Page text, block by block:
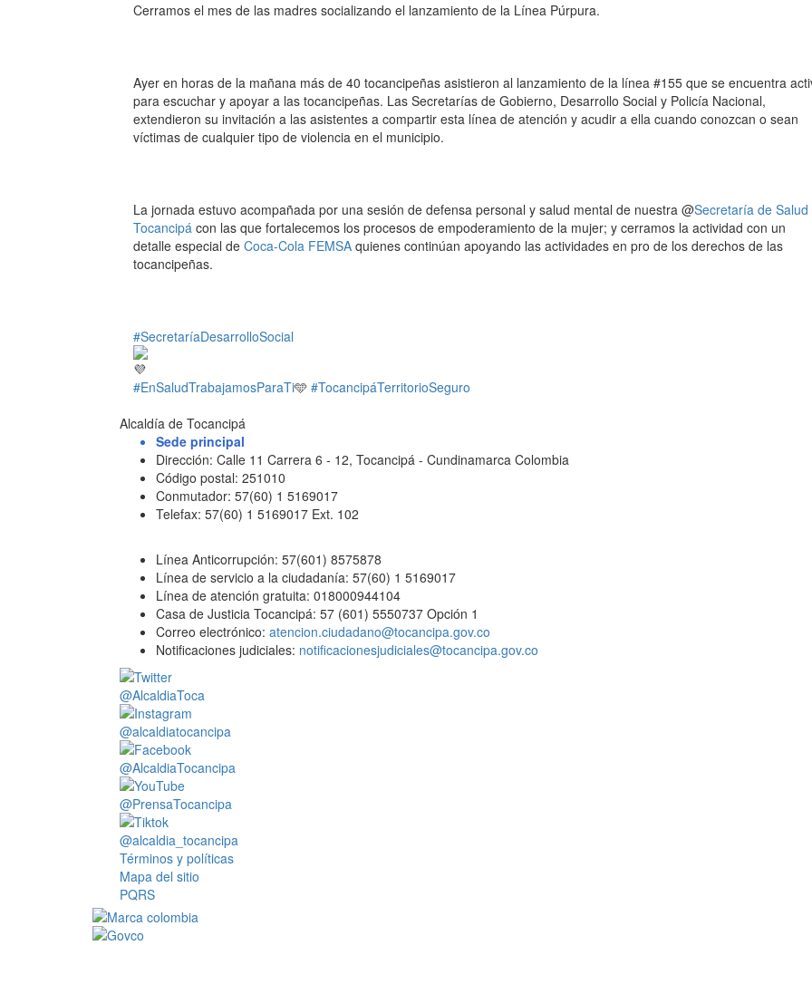
Cerramos el mes de las madres socializando el lanzamiento de la Línea Púrpura.
Ayer en horas de la mañana más de 40 tocancipeñas asistieron al lanzamiento de la línea #155 que se encuentra
para escuchar y apoyar a las tocancipeñas. Las Secretarías de Gobierno, Desarrollo Social y Policía Nacional,
extendieron su invitación a las asistentes a compartir esta línea de atención y acudir a ella cuando conozcan o sean
víctimas de cualquier tipo de violencia en el municipio.
La jornada estuvo acompañada por una sesión de defensa personal y salud mental de nuestra @Secretaría de Salud
Tocancipá con las que fortalecemos los procesos de empoderamiento de la mujer; y cerramos la actividad con un
detalle especial de Coca-Cola FEMSA quienes continúan apoyando las actividades en pro de los derechos de las
tocancipeñas.
#SecretaríaDesarrolloSocial
#EnSaludTrabajamosParaTi🩵 #TocancipáTerritorioSeguro
Alcaldía de Tocancipá
Sede principal
Dirección: Calle 11 Carrera 6 - 12, Tocancipá - Cundinamarca Colombia
Código postal: 251010
Conmutador: 57(60) 1 5169017
Telefax: 57(60) 1 5169017 Ext. 102
Línea Anticorrupción: 57(601) 8575878
Línea de servicio a la ciudadanía: 57(60) 1 5169017
Línea de atención gratuita: 018000944104
Casa de Justicia Tocancipá: 57 (601) 5550737 Opción 1
Correo electrónico: atencion.ciudadano@tocancipa.gov.co
Notificaciones judiciales: notificacionesjudiciales@tocancipa.gov.co
@AlcaldiaToca
@alcaldiatocancipa
@AlcaldiaTocancipa
@PrensaTocancipa
@alcaldia_tocancipa
Términos y políticas
Mapa del sitio
PQRS